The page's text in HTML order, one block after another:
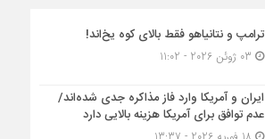
ترامپ و نتانیاهو فقط بالای کوه یخ‌اند!
ایران و آمریکا وارد فاز مذاکره جدی شده‌اند/
عدم توافق برای آمریکا هزینه بالایی دارد